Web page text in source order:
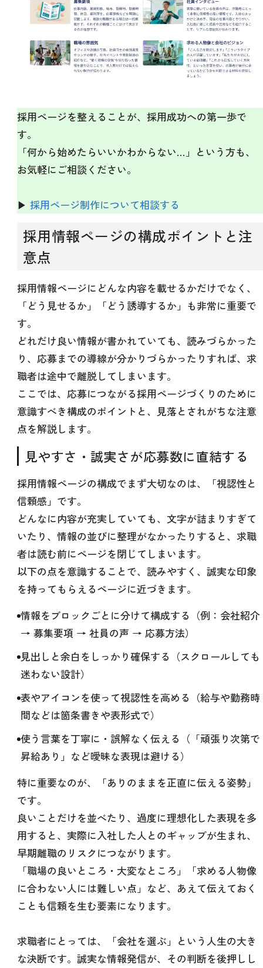
採用ページを整えることが、採用成功への第一歩で
す。
「何から始めたらいいかわからない…」という方も、
お気軽にご相談ください。
▶ 採用ページ制作について相談する
採用情報ページの構成ポイントと注
意点
採用情報ページにどんな内容を載せるかだけでなく、
「どう見せるか」「どう誘導するか」も非常に重要で
す。
どれだけ良い情報が書かれていても、読みづらかった
り、応募までの導線が分かりづらかったりすれば、求
職者は途中で離脱してしまいます。
ここでは、応募につながる採用ページづくりのために
意識すべき構成のポイントと、見落とされがちな注意
点を解説します。
見やすさ・誠実さが応募数に直結する
採用情報ページの構成でまず大切なのは、「視認性と
信頼感」です。
どんなに内容が充実していても、文字が詰まりすぎて
いたり、情報の並びに整理がなかったりすると、求職
者は読む前にページを閉じてしまいます。
以下の点を意識することで、読みやすく、誠実な印象
を持ってもらえるページに近づきます。
情報をブロックごとに分けて構成する（例：会社紹介
→ 募集要項 → 社員の声 → 応募方法）
見出しと余白をしっかり確保する（スクロールしても
迷わない設計）
表やアイコンを使って視認性を高める（給与や勤務時
間などは箇条書きや表形式で）
使う言葉を丁寧に・誤解なく伝える（「頑張り次第で
昇給あり」など曖昧な表現は避ける）
特に重要なのが、「ありのままを正直に伝える姿勢」
です。
良いことだけを並べたり、過度に理想化した表現を多
用すると、実際に入社した人とのギャップが生まれ、
早期離職のリスクにつながります。
「職場の良いところ・大変なところ」「求める人物像
に合わない人には難しい点」など、あえて伝えておく
ことも信頼を生む要素になります。
求職者にとっては、「会社を選ぶ」という人生の大き
な決断です。誠実な情報発信が、その判断を後押しし